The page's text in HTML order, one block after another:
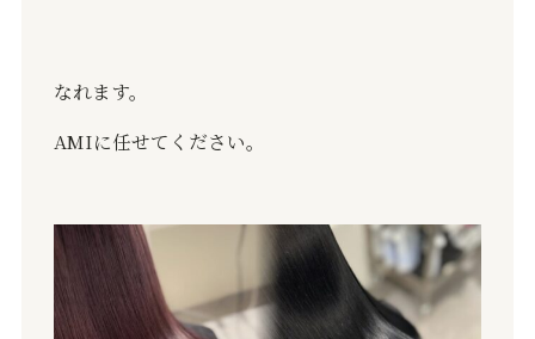
なれます。
AMIに任せてください。